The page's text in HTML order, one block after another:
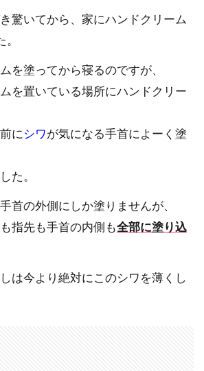
驚いてから、家にハンドクリーム
を塗ってから寝るのですが、
を置いている場所にハンドクリー
に シワが気になる手首によーく塗
た。
首の外側にしか塗りませんが、
指先も手首の内側も全部に塗り込
は今より絶対にこのシワを薄くし